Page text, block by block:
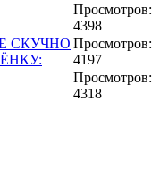
Просмотров:
4398
СКУЧНО Просмотров:
4197
Просмотров:
4318